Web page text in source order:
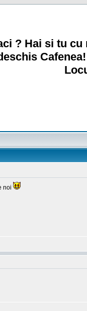
? Hai si tu
noi